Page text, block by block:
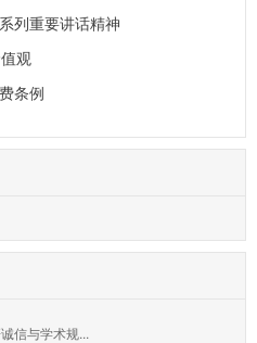
列重要讲话精神
观
条例
信与学术规...